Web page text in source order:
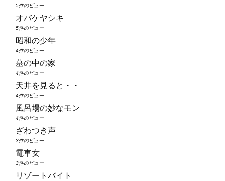
5件のビュー
オバケヤシキ
5件のビュー
昭和の少年
4件のビュー
墓の中の家
4件のビュー
天井を見ると・・
4件のビュー
風呂場の妙なモン
4件のビュー
ざわつき声
3件のビュー
電車女
3件のビュー
リゾートバイト